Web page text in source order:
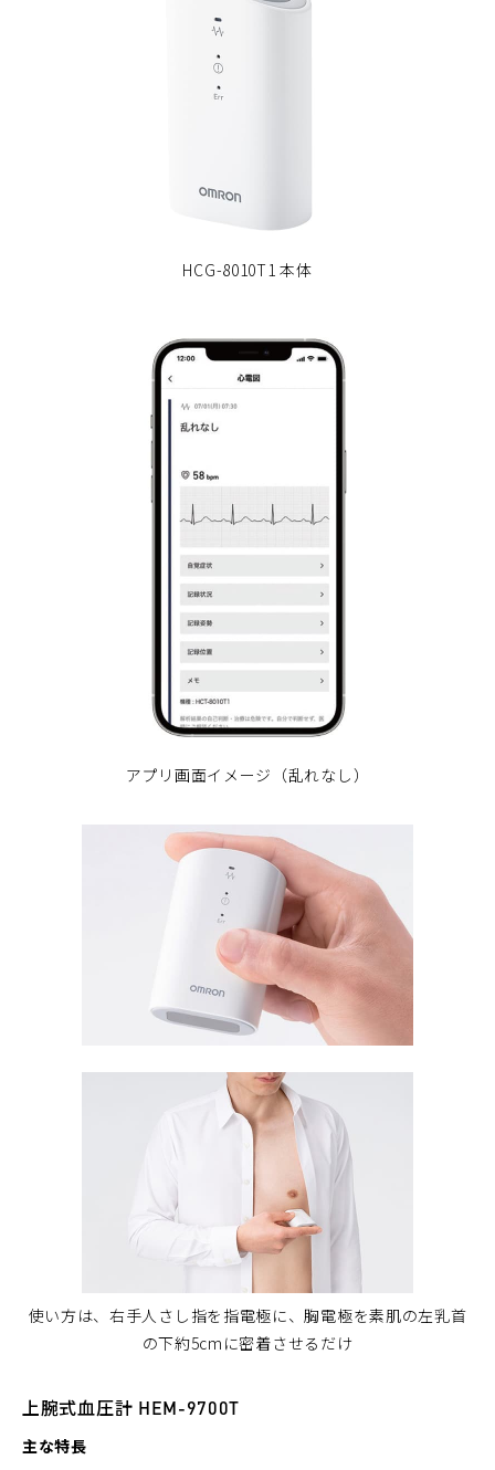
HCG-8010T1 本体
アプリ画面イメージ（乱れなし）
使い方は、右手人さし指を指電極に、胸電極を素肌の左乳首
の下約5cmに密着させるだけ
上腕式血圧計 HEM-9700T
主な特長